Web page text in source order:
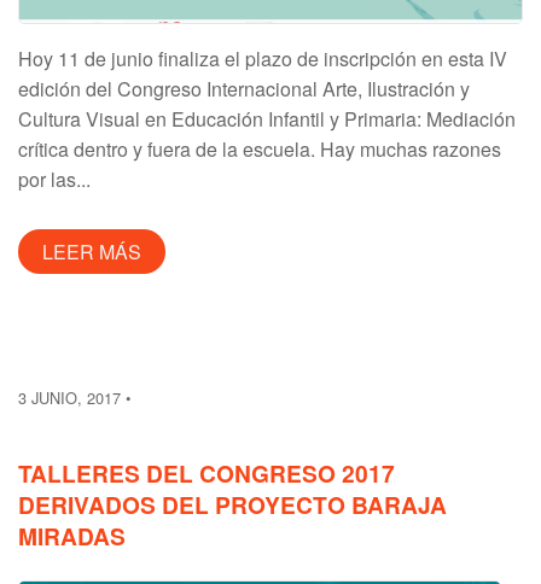
Hoy 11 de junio finaliza el plazo de inscripción en esta IV
edición del Congreso Internacional Arte, Ilustración y
Cultura Visual en Educación Infantil y Primaria: Mediación
crítica dentro y fuera de la escuela. Hay muchas razones
por las...
LEER MÁS
3 JUNIO, 2017
TALLERES DEL CONGRESO 2017
DERIVADOS DEL PROYECTO BARAJA
MIRADAS